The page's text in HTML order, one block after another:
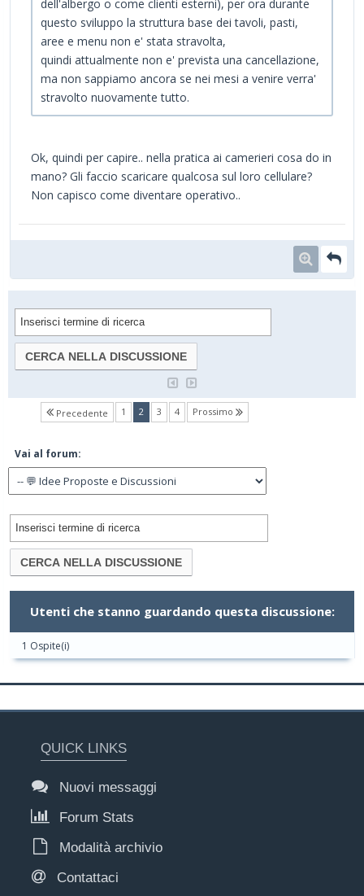
dell'albergo o come clienti esterni), per ora durante
questo sviluppo la struttura base dei tavoli, pasti,
aree e menu non e' stata stravolta,
quindi attualmente non e' prevista una cancellazione,
ma non sappiamo ancora se nei mesi a venire verra'
stravolto nuovamente tutto.
Ok, quindi per capire.. nella pratica ai camerieri cosa do in
mano? Gli faccio scaricare qualcosa sul loro cellulare?
Non capisco come diventare operativo..
Precedente 1 2(current)
3 4 Prossimo
Vai al forum:
Utenti che stanno guardando questa discussione:
1 Ospite(i)
QUICK LINKS
Nuovi messaggi
Forum Stats
Modalità archivio
Contattaci